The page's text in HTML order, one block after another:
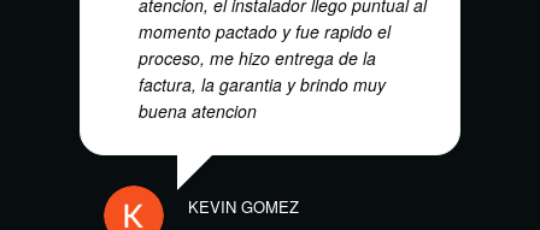
atencion, el instalador llego puntual al
momento pactado y fue rapido el
proceso, me hizo entrega de la
factura, la garantia y brindo muy
buena atencion
KEVIN GOMEZ